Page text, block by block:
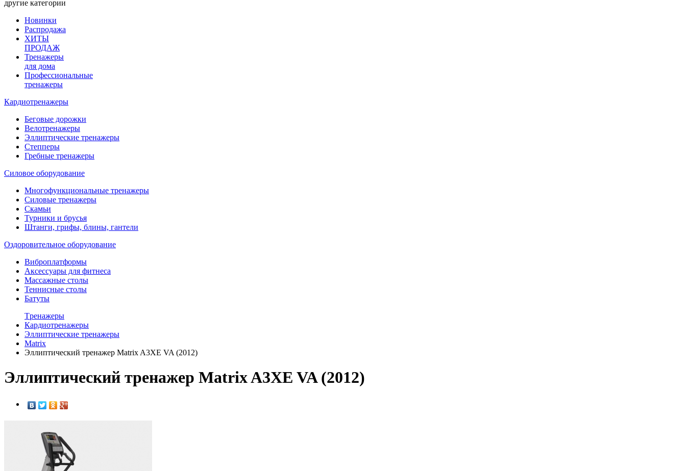
другие категории
Новинки
Распродажа
ХИТЫ
ПРОДАЖ
Тренажеры
для дома
Профессиональные
тренажеры
Кардиотренажеры
Беговые дорожки
Велотренажеры
Эллиптические тренажеры
Степперы
Гребные тренажеры
Силовое оборудование
Многофункциональные тренажеры
Силовые тренажеры
Скамьи
Турники и брусья
Штанги, грифы, блины, гантели
Оздоровительное оборудование
Виброплатформы
Аксессуары для фитнеса
Массажные столы
Теннисные столы
Батуты
Tренажеры
Кардиотренажеры
Эллиптические тренажеры
Matrix
Эллиптический тренажер Matrix A3XE VA (2012)
Эллиптический тренажер Matrix A3XE VA (2012)